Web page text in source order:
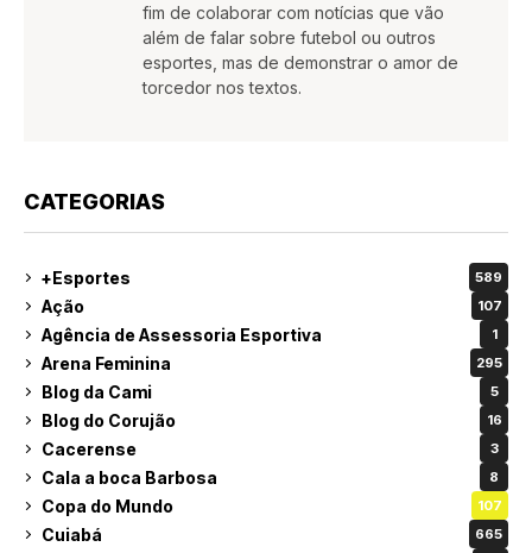
fim de colaborar com notícias que vão
além de falar sobre futebol ou outros
esportes, mas de demonstrar o amor de
torcedor nos textos.
CATEGORIAS
+Esportes 589
Ação 107
Agência de Assessoria Esportiva 1
Arena Feminina 295
Blog da Cami 5
Blog do Corujão 16
Cacerense 3
Cala a boca Barbosa 8
Copa do Mundo 107
Cuiabá 665